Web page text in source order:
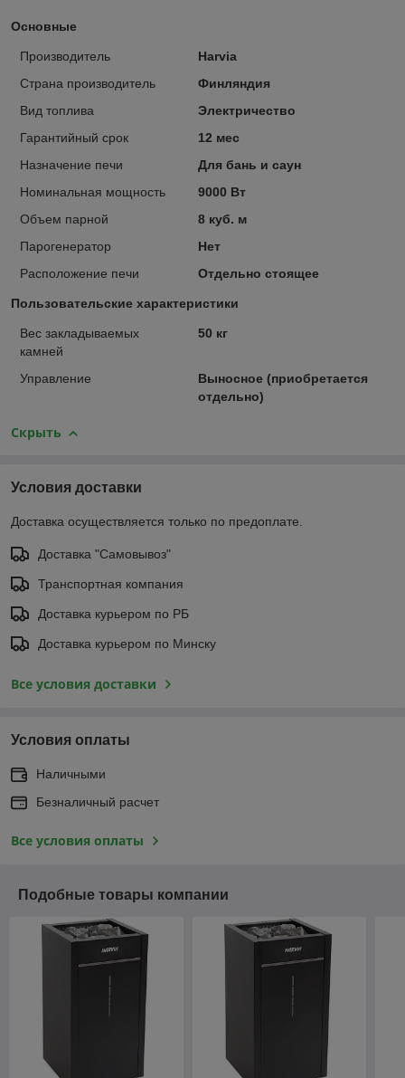
Основные
Производитель
Harvia
Страна производитель
Финляндия
Вид топлива
Электричество
Гарантийный срок
12 мес
Назначение печи
Для бань и саун
Номинальная мощность
9000 Вт
Объем парной
8 куб. м
Парогенератор
Нет
Расположение печи
Отдельно стоящее
Пользовательские характеристики
Вес закладываемых
камней
50 кг
Управление
Выносное (приобретается
отдельно)
Скрыть
Условия доставки
Доставка осуществляется только по предоплате.
Доставка "Самовывоз"
Транспортная компания
Доставка курьером по РБ
Доставка курьером по Минску
Все условия доставки
Условия оплаты
Наличными
Безналичный расчет
Все условия оплаты
Подобные товары компании